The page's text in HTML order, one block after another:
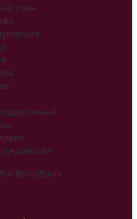
стан
и выходных